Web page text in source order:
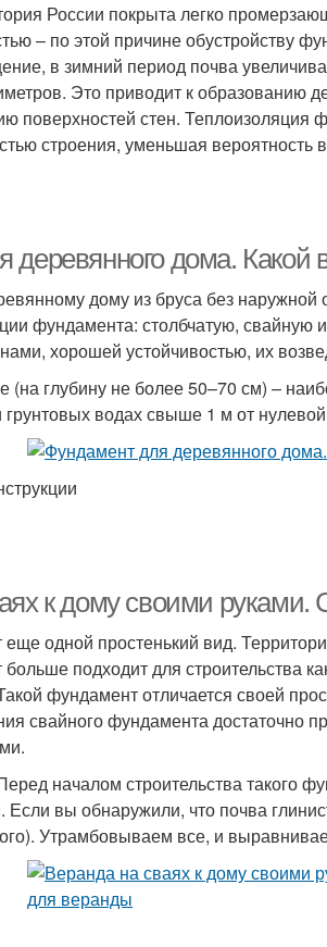
России покрыта легко
– по этой причине обустройству
в зимний период почва
Это приводит к
поверхностей стен.
строения, уменьшая вероятность
деревянного дома. Какой
дому из бруса без
фундамента: столбчатую, свайную
хорошей устойчивостью, их
(на глубину не более 50–70 см) –
водах свыше 1 м от нулевой
к дому своими
одной простенький вид.
подходит для строительства
фундамент отличается своей
свайного фундамента достаточно
началом строительства такого
Если вы обнаружили, что почва
Утрамбовываем все, и